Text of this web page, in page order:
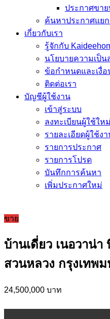
ประกาศขาย
ค้นหาประกาศแย
เกี่ยวกับเรา
รู้จักกับ
นโยบายความเป็น
ข้อกำหนดและเงื่
ติดต่อเรา
บัญชีผู้ใช้งาน
เข้าสู่ระบบ
ลงทะเบียนผู้ใช้ใหม่
รายละเอียดผู้ใช้ง
รายการประกาศ
รายการโปรด
บันทึกการค้นหา
เพิ่มประกาศใหม่
ขาย
บ้านเดี่ยว เนอวาน่
สวนหลวง กรุงเทพ
24,500,000 บาท